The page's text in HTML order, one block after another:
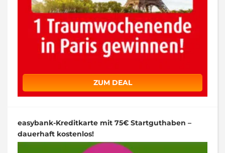
ZUM DEAL
easybank-Kreditkarte mit 75€ Startguthaben –
dauerhaft kostenlos!